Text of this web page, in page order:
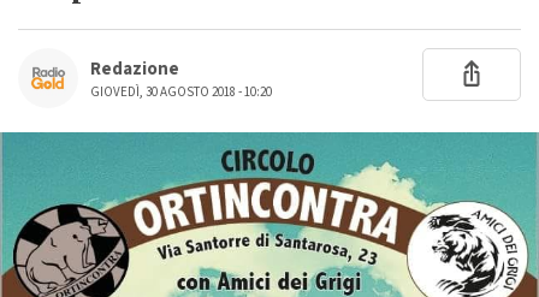
Redazione
GIOVEDÌ, 30 AGOSTO 2018 - 10:20